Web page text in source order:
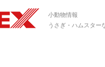
小動物情報
うさぎ・ハムスター